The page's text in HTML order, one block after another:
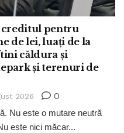
creditul pentru
de lei, luați de la
căldura și
și terenuri de
2026 0
Nu este o mutare neutră
este nici măcar...